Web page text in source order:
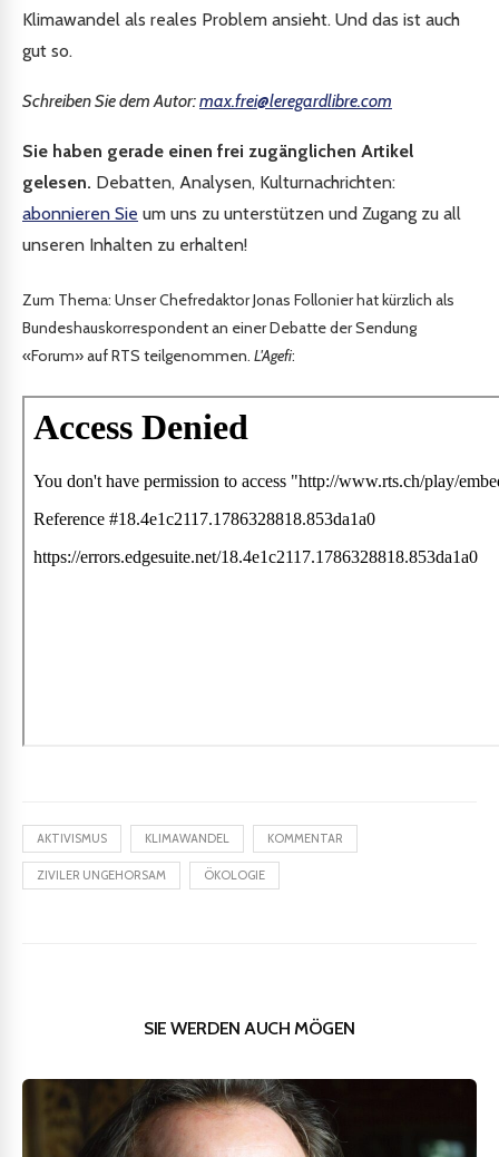
Klimawandel als reales Problem ansieht. Und das ist auch
gut so.
Schreiben Sie dem Autor:max.frei@leregardlibre.com
Sie haben gerade einen frei zugänglichen Artikel
gelesen. Debatten, Analysen, Kulturnachrichten:
abonnieren Sie um uns zu unterstützen und Zugang zu all
unseren Inhalten zu erhalten!
Zum Thema: Unser Chefredaktor Jonas Follonier hat kürzlich als
Bundeshauskorrespondent an einer Debatte der Sendung
«Forum» auf RTS teilgenommen. L'Agefi:
AKTIVISMUS KLIMAWANDEL KOMMENTAR
ZIVILER UNGEHORSAM ÖKOLOGIE
SIE WERDEN AUCH MÖGEN